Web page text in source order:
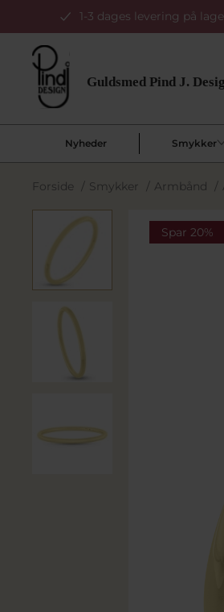
1-3 dages levering på
Nyheder Smykker
Forside / Smykker / Armbånd /
Spar 20%